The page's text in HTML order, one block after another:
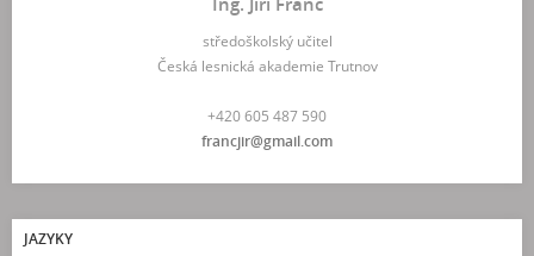
středoškolský učitel
Česká lesnická akademie Trutnov
+420 605 487 590
francjir@gmail.com
JAZYKY